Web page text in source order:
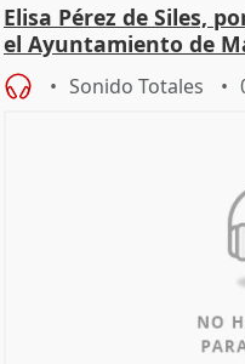
Elisa Pérez de Siles,
el Ayuntamiento de
Sonido Totales